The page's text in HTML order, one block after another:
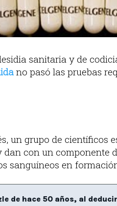
sanitaria y de
no pasó las pruebas
un grupo de científicos
con un componente
sanguíneos en
de hace 50 años, al